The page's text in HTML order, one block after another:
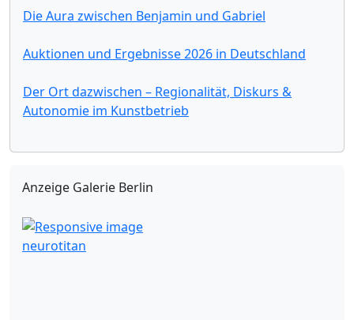
Die Aura zwischen Benjamin und Gabriel
Auktionen und Ergebnisse 2026 in Deutschland
Der Ort dazwischen – Regionalität, Diskurs &
Autonomie im Kunstbetrieb
Anzeige Galerie Berlin
neurotitan